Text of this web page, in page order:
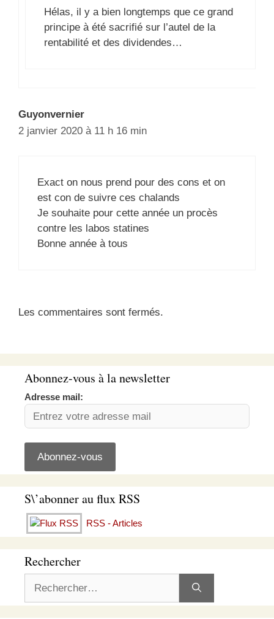
Hélas, il y a bien longtemps que ce grand
principe à été sacrifié sur l’autel de la
rentabilité et des dividendes…
Guyonvernier
2 janvier 2020 à 11 h 16 min
Exact on nous prend pour des cons et on
est con de suivre ces chalands
Je souhaite pour cette année un procès
contre les labos statines
Bonne année à tous
Les commentaires sont fermés.
Abonnez-vous à la newsletter
Adresse mail:
S\’abonner au flux RSS
RSS - Articles
Rechercher